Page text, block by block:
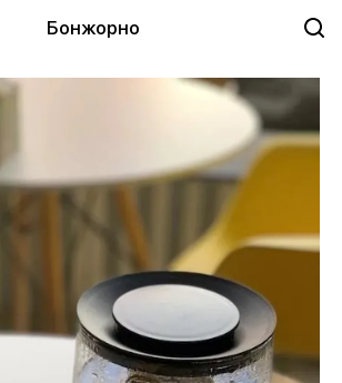
Бонжорно